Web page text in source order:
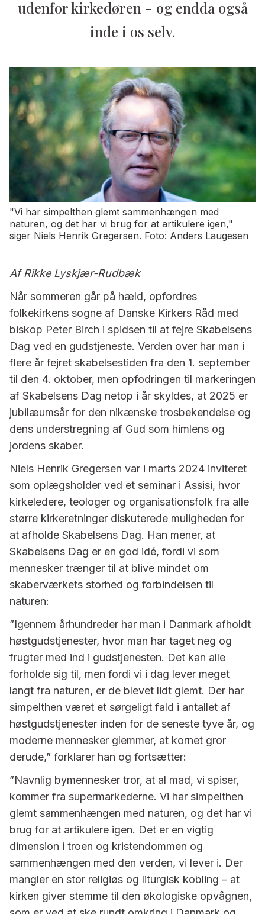
udenfor kirkedøren - og endda også
inde i os selv.
"Vi har simpelthen glemt sammenhængen med
naturen, og det har vi brug for at artikulere igen,"
siger Niels Henrik Gregersen. Foto: Anders Laugesen
Af Rikke Lyskjær-Rudbæk
Når sommeren går på hæld, opfordres
folkekirkens sogne af Danske Kirkers Råd med
biskop Peter Birch i spidsen til at fejre Skabelsens
Dag ved en gudstjeneste. Verden over har man i
flere år fejret skabelsestiden fra den 1. september
til den 4. oktober, men opfodringen til markeringen
af Skabelsens Dag netop i år skyldes, at 2025 er
jubilæumsår for den nikænske trosbekendelse og
dens understregning af Gud som himlens og
jordens skaber.
Niels Henrik Gregersen var i marts 2024 inviteret
som oplægsholder ved et seminar i Assisi, hvor
kirkeledere, teologer og organisationsfolk fra alle
større kirkeretninger diskuterede muligheden for
at afholde Skabelsens Dag. Han mener, at
Skabelsens Dag er en god idé, fordi vi som
mennesker trænger til at blive mindet om
skaberværkets storhed og forbindelsen til
naturen:
”Igennem århundreder har man i Danmark afholdt
høstgudstjenester, hvor man har taget neg og
frugter med ind i gudstjenesten. Det kan alle
forholde sig til, men fordi vi i dag lever meget
langt fra naturen, er de blevet lidt glemt. Der har
simpelthen været et sørgeligt fald i antallet af
høstgudstjenester inden for de seneste tyve år, og
moderne mennesker glemmer, at kornet gror
derude,” forklarer han og fortsætter:
”Navnlig bymennesker tror, at al mad, vi spiser,
kommer fra supermarkederne. Vi har simpelthen
glemt sammenhængen med naturen, og det har vi
brug for at artikulere igen. Det er en vigtig
dimension i troen og kristendommen og
sammenhængen med den verden, vi lever i. Der
mangler en stor religiøs og liturgisk kobling – at
kirken giver stemme til den økologiske opvågnen,